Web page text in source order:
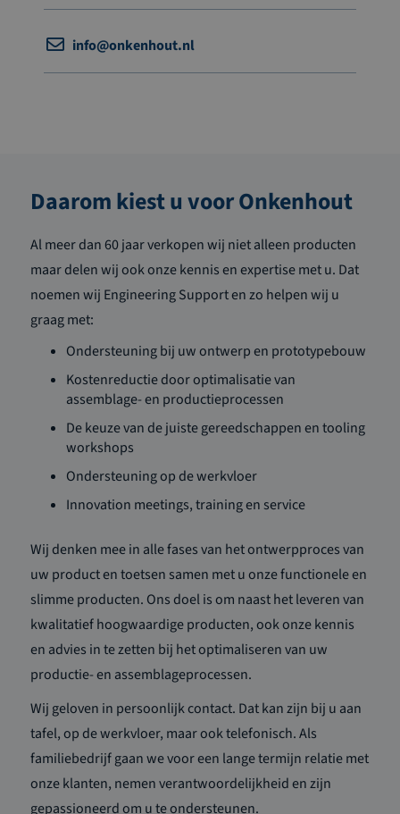
info@onkenhout.nl
Daarom kiest u voor Onkenhout
Al meer dan 60 jaar verkopen wij niet alleen producten
maar delen wij ook onze kennis en expertise met u. Dat
noemen wij Engineering Support en zo helpen wij u
graag met:
Ondersteuning bij uw ontwerp en prototypebouw
Kostenreductie door optimalisatie van
assemblage- en productieprocessen
De keuze van de juiste gereedschappen en tooling
workshops
Ondersteuning op de werkvloer
Innovation meetings, training en service
Wij denken mee in alle fases van het ontwerpproces van
uw product en toetsen samen met u onze functionele en
slimme producten. Ons doel is om naast het leveren van
kwalitatief hoogwaardige producten, ook onze kennis
en advies in te zetten bij het optimaliseren van uw
productie- en assemblageprocessen.
Wij geloven in persoonlijk contact. Dat kan zijn bij u aan
tafel, op de werkvloer, maar ook telefonisch. Als
familiebedrijf gaan we voor een lange termijn relatie met
onze klanten, nemen verantwoordelijkheid en zijn
gepassioneerd om u te ondersteunen.